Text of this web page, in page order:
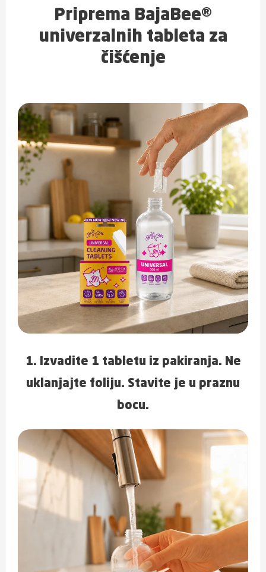
Priprema BajaBee®
univerzalnih tableta za
čišćenje
1. Izvadite 1 tabletu iz pakiranja. Ne
uklanjajte foliju. Stavite je u praznu
bocu.